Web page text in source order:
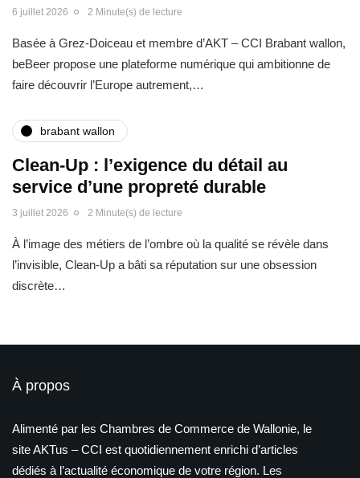
6 juillet 2026 2 Minute(s) de lecture
Basée à Grez-Doiceau et membre d’AKT – CCI Brabant wallon,
beBeer propose une plateforme numérique qui ambitionne de
faire découvrir l’Europe autrement,…
brabant wallon
Clean-Up : l’exigence du détail au
service d’une propreté durable
3 juillet 2026 2 Minute(s) de lecture
À l’image des métiers de l’ombre où la qualité se révèle dans
l’invisible, Clean-Up a bâti sa réputation sur une obsession
discrète…
À propos
Alimenté par les Chambres de Commerce de Wallonie, le
site AKTus – CCI est quotidiennement enrichi d’articles
dédiés à l’actualité économique de votre région. Les